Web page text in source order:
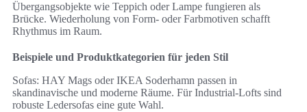
Übergangsobjekte wie Teppich oder Lampe fungieren als
Brücke. Wiederholung von Form- oder Farbmotiven schafft
Rhythmus im Raum.
Beispiele und Produktkategorien für jeden Stil
Sofas: HAY Mags oder IKEA Soderhamn passen in
skandinavische und moderne Räume. Für Industrial-Lofts sind
robuste Ledersofas eine gute Wahl.